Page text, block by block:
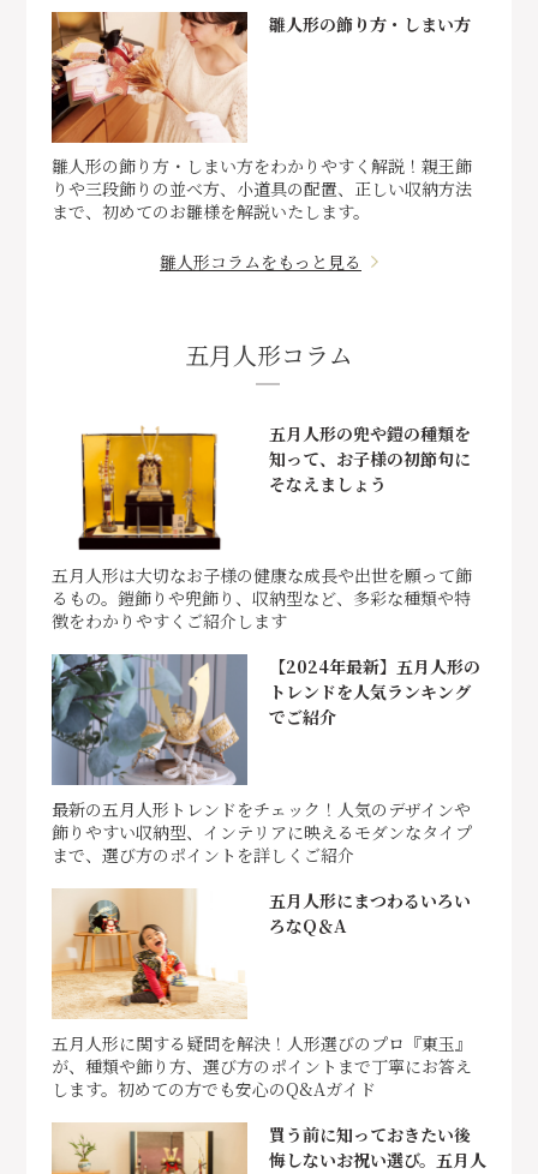
雛人形の飾り方・しまい方
雛人形の飾り方・しまい方をわかりやすく解説！親王飾
りや三段飾りの並べ方、小道具の配置、正しい収納方法
まで、初めてのお雛様を解説いたします。
雛人形コラムをもっと見る
五月人形コラム
五月人形の兜や鎧の種類を
知って、お子様の初節句に
そなえましょう
五月人形は大切なお子様の健康な成長や出世を願って飾
るもの。鎧飾りや兜飾り、収納型など、多彩な種類や特
徴をわかりやすくご紹介します
【2024年最新】五月人形の
トレンドを人気ランキング
でご紹介
最新の五月人形トレンドをチェック！人気のデザインや
飾りやすい収納型、インテリアに映えるモダンなタイプ
まで、選び方のポイントを詳しくご紹介
五月人形にまつわるいろい
ろなQ＆A
五月人形に関する疑問を解決！人形選びのプロ『東玉』
が、種類や飾り方、選び方のポイントまで丁寧にお答え
します。初めての方でも安心のQ&Aガイド
買う前に知っておきたい後
悔しないお祝い選び。五月人